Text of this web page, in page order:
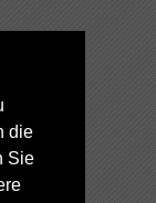
die
Sie